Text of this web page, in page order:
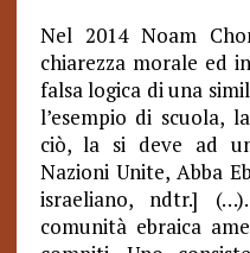
Nel 2014 Noam
chiarezza morale ed
falsa logica di una
l’esempio di scuola,
ciò, la si deve ad
Nazioni Unite, Abba
israeliano, ndtr.]
comunità ebraica